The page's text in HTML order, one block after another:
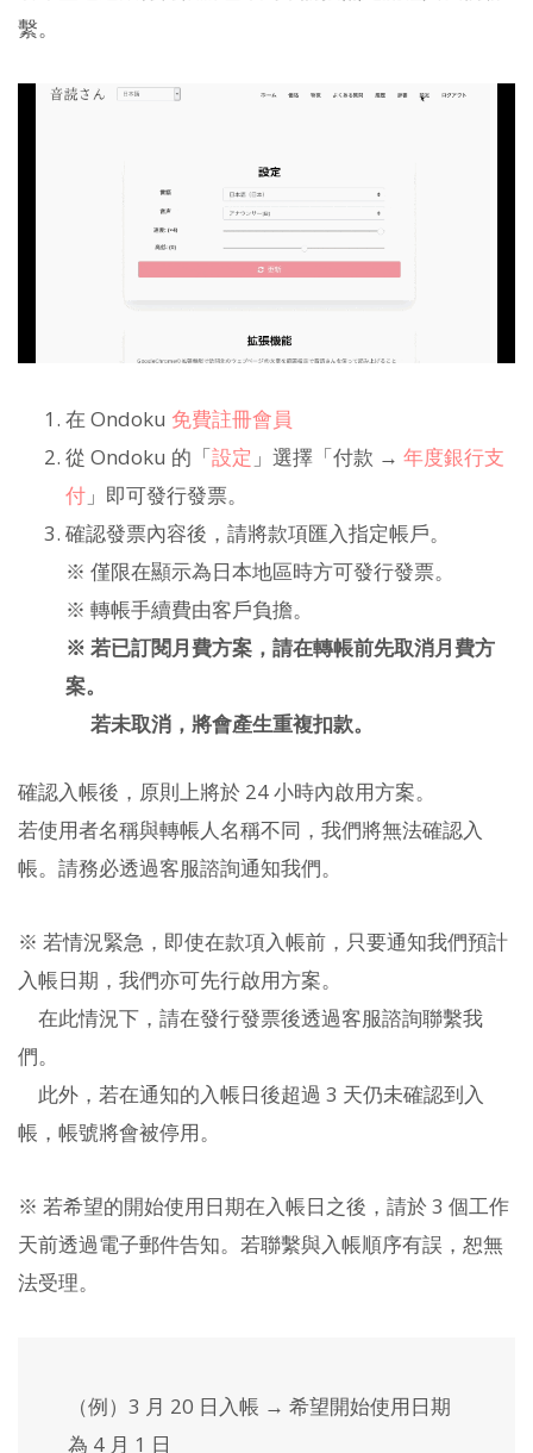
繫。
在 Ondoku 免費註冊會員
從 Ondoku 的「設定 」選擇「付款 → 年度銀行支
付 」即可發行發票。
確認發票內容後，請將款項匯入指定帳戶。
※ 僅限在顯示為日本地區時方可發行發票。
※ 轉帳手續費由客戶負擔。
※ 若已訂閱月費方案，請在轉帳前先取消月費方
案。
若未取消，將會產生重複扣款。
確認入帳後，原則上將於 24 小時內啟用方案。
若使用者名稱與轉帳人名稱不同，我們將無法確認入
帳。請務必透過客服諮詢通知我們。
※ 若情況緊急，即使在款項入帳前，只要通知我們預計
入帳日期，我們亦可先行啟用方案。
在此情況下，請在發行發票後透過客服諮詢聯繫我
們。
此外，若在通知的入帳日後超過 3 天仍未確認到入
帳，帳號將會被停用。
※ 若希望的開始使用日期在入帳日之後，請於 3 個工作
天前透過電子郵件告知。若聯繫與入帳順序有誤，恕無
法受理。
（例）3 月 20 日入帳 → 希望開始使用日期
為 4 月 1 日